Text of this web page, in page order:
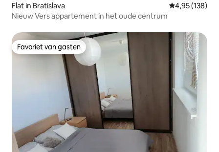
Flat in Bratislava Gemiddelde
4,95 (138)
Nieuw Vers appartement in het oude centrum
Favoriet van gasten
Favoriet van gasten